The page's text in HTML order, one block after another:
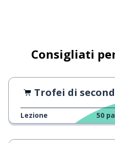
Consigliati
Trofei di seconda
Lezione 50